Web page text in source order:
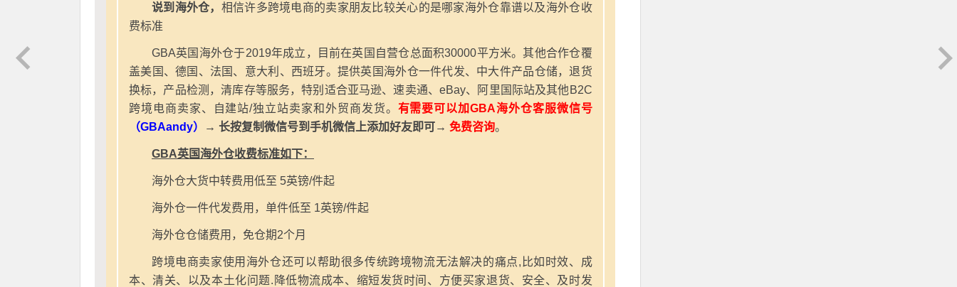
说到海外仓， 相信许多跨境电商的卖家朋友比较关心的是哪家海外仓靠谱以及海外仓收
费标准
GBA英国海外仓于2019年成立，目前在英国自营仓总面积30000平方米。其他合作仓覆
盖美国、德国、法国、意大利、西班牙。提供英国海外仓一件代发、中大件产品仓储，退货
换标，产品检测，清库存等服务，特别适合亚马逊、速卖通、eBay、阿里国际站及其他B2C
跨境电商卖家、自建站/独立站卖家和外贸商发货。 有需要可以加GBA海外仓客服微信号
（GBAandy）
→ 长按复制微信号到手机微信上添加好友即可→ 免费咨询。
GBA英国海外仓收费标准如下：
海外仓大货中转费用低至 5英镑/件起
海外仓一件代发费用，单件低至 1英镑/件起
海外仓仓储费用，免仓期2个月
跨境电商卖家使用海外仓还可以帮助很多传统跨境物流无法解决的痛点,比如时效、成
本、清关、以及本土化问题.降低物流成本、缩短发货时间、方便买家退货、安全、及时发